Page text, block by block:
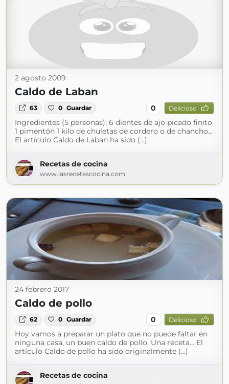
2 agosto 2009
Caldo de Laban
63 0 Guardar 0 Delicioso
Ingredientes (5 personas): 6 dientes de ajo picado finito
1 pimentón 1 kilo de chuletas de cordero o de chancho...
El artículo Caldo de Laban ha sido (...)
Recetas de cocina
www.lasrecetascocina.com
24 febrero 2017
Caldo de pollo
62 0 Guardar 0 Delicioso
Hoy vamos a preparar un plato que no puede faltar en
ninguna casa, un buen caldo de pollo. Una receta... El
artículo Caldo de pollo ha sido originalmente (...)
Recetas de cocina